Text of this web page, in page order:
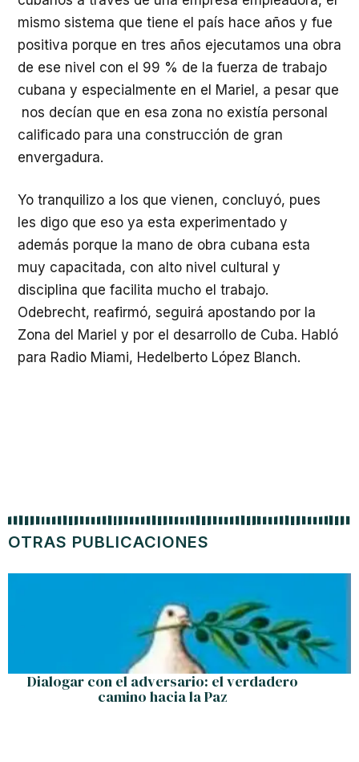
mismo sistema que tiene el país hace años y fue
positiva porque en tres años ejecutamos una obra
de ese nivel con el 99 % de la fuerza de trabajo
cubana y especialmente en el Mariel, a pesar que
nos decían que en esa zona no existía personal
calificado para una construcción de gran
envergadura.
Yo tranquilizo a los que vienen, concluyó, pues
les digo que eso ya esta experimentado y
además porque la mano de obra cubana esta
muy capacitada, con alto nivel cultural y
disciplina que facilita mucho el trabajo.
Odebrecht, reafirmó, seguirá apostando por la
Zona del Mariel y por el desarrollo de Cuba. Habló
para Radio Miami, Hedelberto López Blanch.
OTRAS PUBLICACIONES
Dialogar con el adversario: el verdadero
camino hacia la Paz